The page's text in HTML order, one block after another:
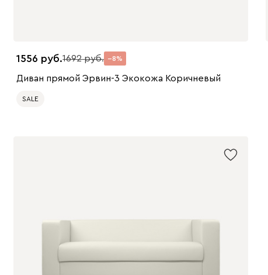
1556 1692 8
Диван прямой Эрвин-3 Экокожа Коричневый
SALE